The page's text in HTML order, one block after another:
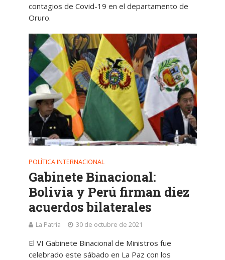
contagios de Covid-19 en el departamento de
Oruro.
POLÍTICA INTERNACIONAL
Gabinete Binacional:
Bolivia y Perú firman diez
acuerdos bilaterales
La Patria 30 de octubre de 2021
El VI Gabinete Binacional de Ministros fue
celebrado este sábado en La Paz con los